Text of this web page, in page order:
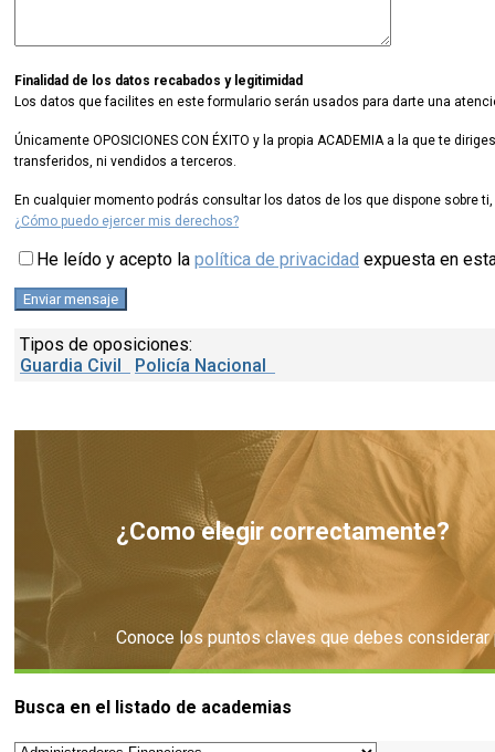
Finalidad de los datos recabados y legitimidad
Los datos que facilites en este formulario serán usados para darte una
Únicamente OPOSICIONES CON ÉXITO y la propia ACADEMIA a la que te
transferidos, ni vendidos a terceros.
En cualquier momento podrás consultar los datos de los que dispone
¿Cómo puedo ejercer mis derechos?
He leído y acepto la política de privacidad expuesta en
Tipos de oposiciones:
Guardia Civil
Policía Nacional
¿Como elegir correctamente?
Conoce los puntos claves que debes
Consejos
Busca en el listado de academias